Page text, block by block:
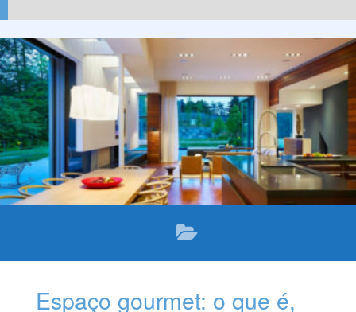
Espaço gourmet: o que é,